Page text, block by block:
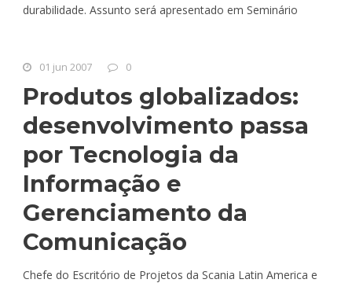
durabilidade. Assunto será apresentado em Seminário
01 jun 2007 0
Produtos globalizados:
desenvolvimento passa
por Tecnologia da
Informação e
Gerenciamento da
Comunicação
Chefe do Escritório de Projetos da Scania Latin America e